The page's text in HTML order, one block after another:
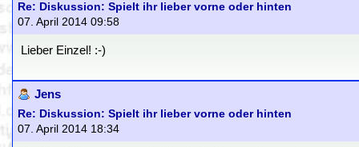
Re: Diskussion: Spielt ihr lieber vorne oder hinten
07. April 2014 09:58
Lieber Einzel! :-)
Jens
Re: Diskussion: Spielt ihr lieber vorne oder hinten
07. April 2014 18:34